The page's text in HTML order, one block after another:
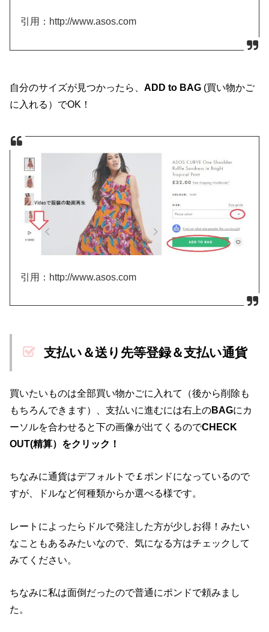
引用：http://www.asos.com
自分のサイズが見つかったら、ADD to BAG (買い物かご
に入れる）でOK！
引用：http://www.asos.com
支払い＆送り先等登録＆支払い通貨
買いたいものは全部買い物かごに入れて（後から削除も
もちろんできます）、支払いに進むには右上のBAGにカ
ーソルを合わせると下の画像が出てくるのでCHECK
OUT(精算）をクリック！
ちなみに通貨はデフォルトで￡ポンドになっているので
すが、ドルなど何種類からか選べる様です。
レートによったらドルで発注した方が少しお得！みたい
なこともあるみたいなので、気になる方はチェックして
みてください。
ちなみに私は面倒だったので普通にポンドで頼みまし
た。